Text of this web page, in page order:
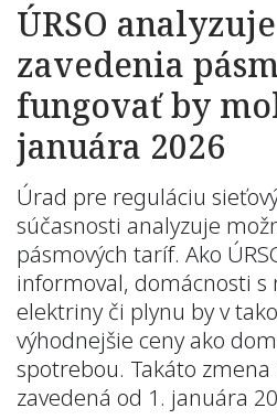
ÚRSO
zavedenia
fungovať by
januára 2026
Úrad pre reguláciu
súčasnosti analyzuje
pásmových taríf. Ako
informoval, domácnosti s
elektriny či plynu by v
výhodnejšie ceny ako
spotrebou. Takáto
zavedená od 1. januára